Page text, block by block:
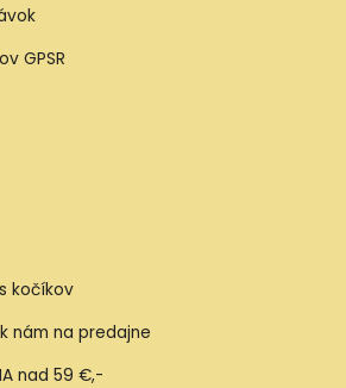
GPSR
kočíkov
nám na predajne
nad 59 €,-